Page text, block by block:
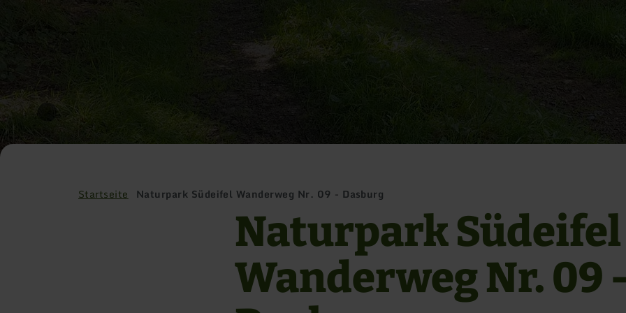
Startseite Naturpark Südeifel Wanderweg Nr. 09 - Dasburg
Naturpark Südeifel
Wanderweg Nr. 09